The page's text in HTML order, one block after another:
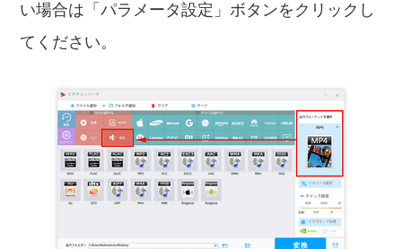
い場合は「パラメータ設定」ボタンをクリックし
てください。